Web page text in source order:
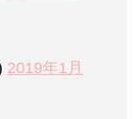
2019年1月